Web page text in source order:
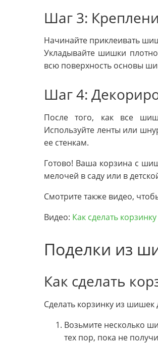
Шаг 3:
Начинайте приклеивать
Укладывайте шишки
всю поверхность основы
Шаг 4:
После того, как все
Используйте ленты или
ее стенкам.
Готово! Ваша корзина с
мелочей в саду или в
Смотрите также видео,
Видео: Как сделать
Поделки из
Как сделать
Сделать корзинку из
Возьмите несколько
тех пор, пока не